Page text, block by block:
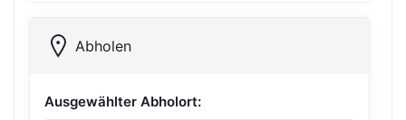
Abholen
Ausgewählter Abholort: